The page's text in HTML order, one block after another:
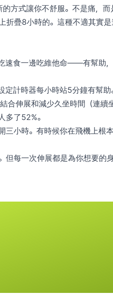
式讓你不舒服。不是痛，而是
折疊8小時的。這種不適其實
速食一邊吃維他命——有幫助
定計時器每小時站5分鐘有幫
合伸展和減少久坐時間（連續
多了52%。
三小時。有時候你在飛機上根
但每一次伸展都是為你想要的